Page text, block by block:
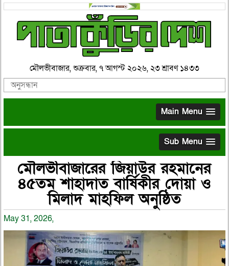
মৌলভীবাজার, শুক্রবার, ৭ আগস্ট ২০২৬, ২৩ শ্রাবণ ১৪৩৩
Main Menu
Sub Menu
মৌলভীবাজারের জিয়াউর রহমানের
৪৫তম শাহাদাত বার্ষিকীর দোয়া ও
মিলাদ মাহফিল অনুষ্ঠিত
May 31, 2026,